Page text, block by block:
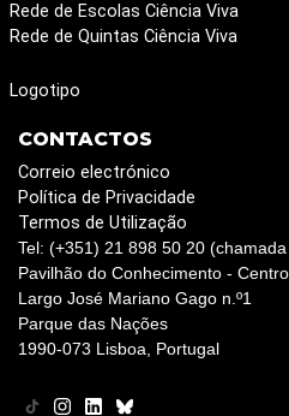
Rede de Escolas Ciência Viva
Rede de Quintas Ciência Viva
Logotipo
CONTACTOS
Correio electrónico
Política de Privacidade
Termos de Utilização
Tel: (+351) 21 898 50 20
Pavilhão do Conhecimento -
Largo José Mariano Gago n.º1
Parque das Nações
1990-073 Lisboa, Portugal